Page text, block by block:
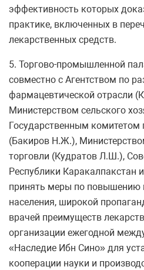
эффективность которых
практике, включенных в
лекарственных средств.
5. Торгово-промышленной
совместно с Агентством по
фармацевтической отрасли
Министерством сельского
Государственным комитетом
(Бакиров Н.Ж.),
торговли (Кудратов Л.Ш.),
Республики Каракалпакстан
принять меры по повышению
населения, широкой
врачей преимуществ
организации ежегодной
«Наследие Ибн Сино» для
кооперации науки и